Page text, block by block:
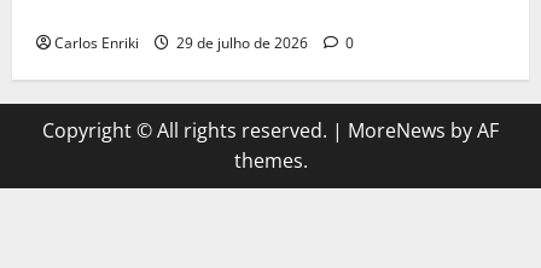
Carlos Enriki 29 de julho de 2026 0
Copyright © All rights reserved. | MoreNews by AF
themes.